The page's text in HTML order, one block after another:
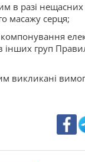
в разі нещасних
масажу серця;
інших груп
викликані